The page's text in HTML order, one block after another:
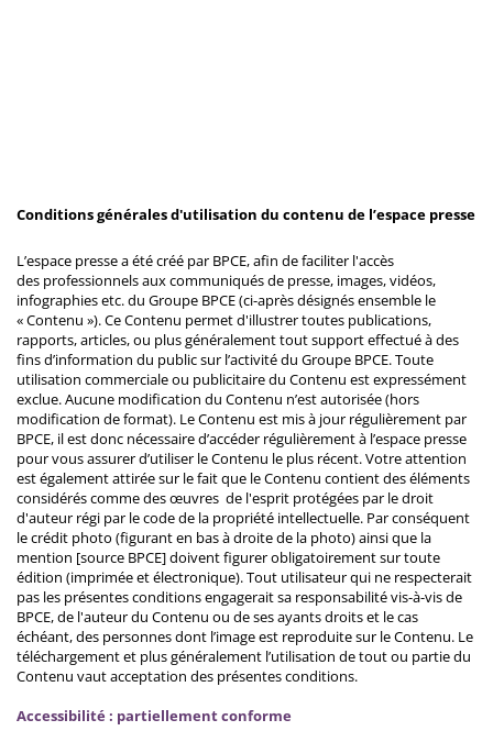
Conditions générales d'utilisation du contenu de l’espace presse
L’espace presse a été créé par BPCE, afin de faciliter l'accès
des professionnels aux communiqués de presse, images, vidéos,
infographies etc. du Groupe BPCE (ci-après désignés ensemble le
« Contenu »). Ce Contenu permet d'illustrer toutes publications,
rapports, articles, ou plus généralement tout support effectué à des
fins d’information du public sur l’activité du Groupe BPCE. Toute
utilisation commerciale ou publicitaire du Contenu est expressément
exclue. Aucune modification du Contenu n’est autorisée (hors
modification de format). Le Contenu est mis à jour régulièrement par
BPCE, il est donc nécessaire d’accéder régulièrement à l’espace presse
pour vous assurer d’utiliser le Contenu le plus récent. Votre attention
est également attirée sur le fait que le Contenu contient des éléments
considérés comme des œuvres de l'esprit protégées par le droit
d'auteur régi par le code de la propriété intellectuelle. Par conséquent
le crédit photo (figurant en bas à droite de la photo) ainsi que la
mention [source BPCE] doivent figurer obligatoirement sur toute
édition (imprimée et électronique). Tout utilisateur qui ne respecterait
pas les présentes conditions engagerait sa responsabilité vis-à-vis de
BPCE, de l'auteur du Contenu ou de ses ayants droits et le cas
échéant, des personnes dont l’image est reproduite sur le Contenu. Le
téléchargement et plus généralement l’utilisation de tout ou partie du
Contenu vaut acceptation des présentes conditions.
Accessibilité : partiellement conforme